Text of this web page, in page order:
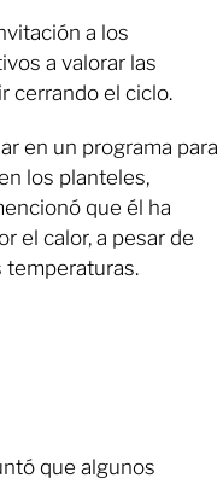
a los
a valorar las
cerrando el ciclo.
en un programa para
los planteles,
que él ha
el calor, a pesar de
temperaturas.
que algunos